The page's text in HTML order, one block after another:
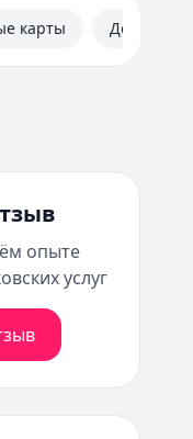
карты
опыте
услуг